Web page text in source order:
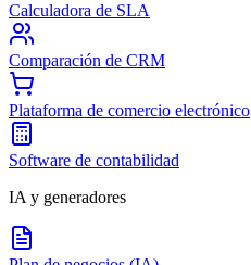
Calculadora de SLA
Comparación de CRM
Plataforma de comercio electrónico
Software de contabilidad
IA y generadores